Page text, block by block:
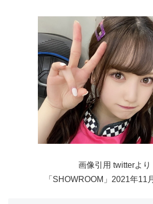
画像引用 twitterより
「SHOWROOM」2021年11